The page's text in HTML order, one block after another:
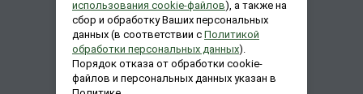
ЗАДАТЬ ВОПРОС
использования cookie-файлов), а также на
сбор и обработку Ваших персональных
данных (в соответствии с Политикой
обработки персональных данных).
Порядок отказа от обработки cookie-
файлов и персональных данных указан в